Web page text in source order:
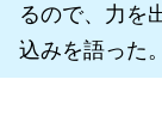
るので、力を
込みを語った。